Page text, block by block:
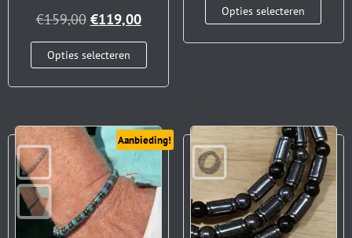
€159,00 €119,00
Opties selecteren
Opties selecteren
Aanbieding!